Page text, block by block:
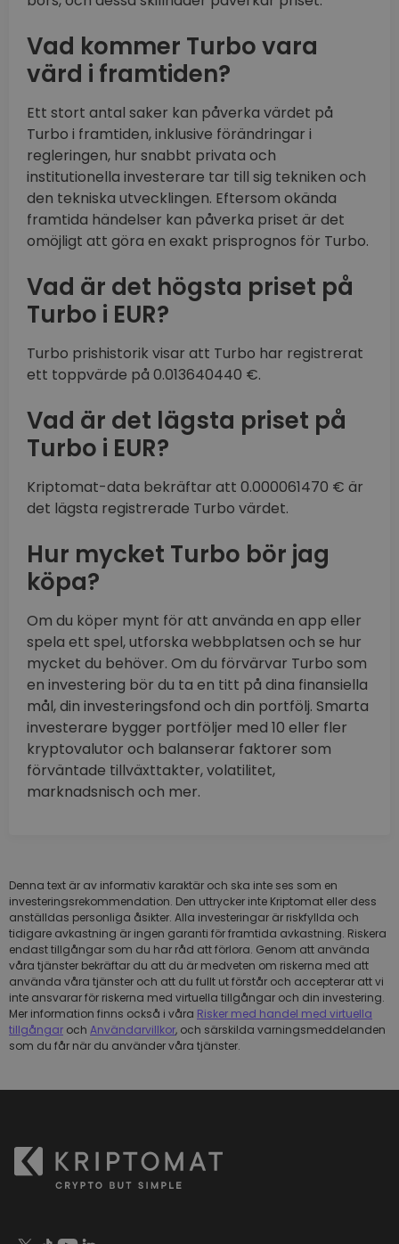
Vad kommer Turbo vara
värd i framtiden?
Ett stort antal saker kan påverka värdet på
Turbo i framtiden, inklusive förändringar i
regleringen, hur snabbt privata och
institutionella investerare tar till sig tekniken och
den tekniska utvecklingen. Eftersom okända
framtida händelser kan påverka priset är det
omöjligt att göra en exakt prisprognos för Turbo.
Vad är det högsta priset på
Turbo i EUR?
Turbo prishistorik visar att Turbo har registrerat
ett toppvärde på 0.013640440 €.
Vad är det lägsta priset på
Turbo i EUR?
Kriptomat-data bekräftar att 0.000061470 € är
det lägsta registrerade Turbo värdet.
Hur mycket Turbo bör jag
köpa?
Om du köper mynt för att använda en app eller
spela ett spel, utforska webbplatsen och se hur
mycket du behöver. Om du förvärvar Turbo som
en investering bör du ta en titt på dina finansiella
mål, din investeringsfond och din portfölj. Smarta
investerare bygger portföljer med 10 eller fler
kryptovalutor och balanserar faktorer som
förväntade tillväxttakter, volatilitet,
marknadsnisch och mer.
Denna text är av informativ karaktär och ska inte ses som en
investeringsrekommendation. Den uttrycker inte Kriptomat eller dess
anställdas personliga åsikter. Alla investeringar är riskfyllda och
tidigare avkastning är ingen garanti för framtida avkastning. Riskera
endast tillgångar som du har råd att förlora. Genom att använda
våra tjänster bekräftar du att du är medveten om riskerna med att
använda våra tjänster och att du fullt ut förstår och accepterar att vi
inte ansvarar för riskerna med virtuella tillgångar och din investering.
Mer information finns också i våra Risker med handel med virtuella
tillgångar och Användarvillkor, och särskilda varningsmeddelanden
som du får när du använder våra tjänster.